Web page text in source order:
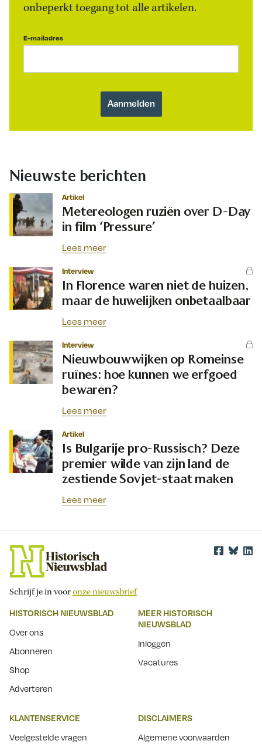
onbeperkt toegang tot alle artikelen.
E-mailadres
Nieuwste berichten
Artikel
Metereologen ruziën over D-Day
in film ‘Pressure’
Lees meer
Interview
In Florence waren niet de huizen,
maar de huwelijken onbetaalbaar
Lees meer
Interview
Nieuwbouwwijken op Romeinse
ruïnes: hoe kunnen we erfgoed
bewaren?
Lees meer
Artikel
Is Bulgarije pro-Russisch? Deze
premier wilde van zijn land de
zestiende Sovjet-staat maken
Lees meer
Schrijf je in vooronze nieuwsbrief
HISTORISCH NIEUWSBLAD
Over ons
Abonneren
Shop
Adverteren
MEER HISTORISCH
NIEUWSBLAD
Inloggen
Vacatures
KLANTENSERVICE
Veelgestelde vragen
DISCLAIMERS
Algemene voorwaarden